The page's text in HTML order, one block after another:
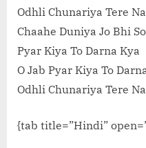
Odhli Chunariya Tere
Chaahe Duniya Jo Bhi
Pyar Kiya To Darna Kya
O Jab Pyar Kiya To
Odhli Chunariya Tere
{tab title=”Hindi”